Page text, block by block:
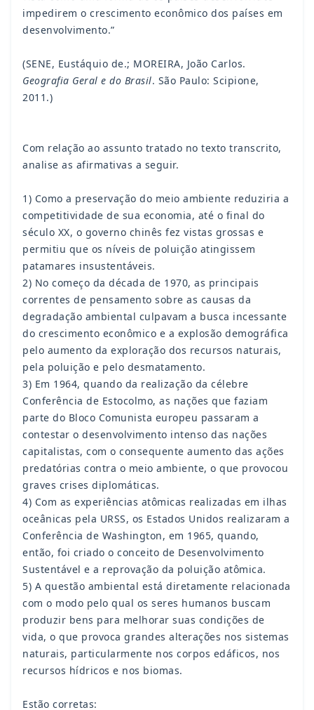
impedirem o crescimento econômico dos países em
desenvolvimento.”
(SENE, Eustáquio de.; MOREIRA, João Carlos.
Geografia Geral e do Brasil. São Paulo: Scipione,
2011.)
Com relação ao assunto tratado no texto transcrito,
analise as afirmativas a seguir.
1) Como a preservação do meio ambiente reduziria a
competitividade de sua economia, até o final do
século XX, o governo chinês fez vistas grossas e
permitiu que os níveis de poluição atingissem
patamares insustentáveis.
2) No começo da década de 1970, as principais
correntes de pensamento sobre as causas da
degradação ambiental culpavam a busca incessante
do crescimento econômico e a explosão demográfica
pelo aumento da exploração dos recursos naturais,
pela poluição e pelo desmatamento.
3) Em 1964, quando da realização da célebre
Conferência de Estocolmo, as nações que faziam
parte do Bloco Comunista europeu passaram a
contestar o desenvolvimento intenso das nações
capitalistas, com o consequente aumento das ações
predatórias contra o meio ambiente, o que provocou
graves crises diplomáticas.
4) Com as experiências atômicas realizadas em ilhas
oceânicas pela URSS, os Estados Unidos realizaram a
Conferência de Washington, em 1965, quando,
então, foi criado o conceito de Desenvolvimento
Sustentável e a reprovação da poluição atômica.
5) A questão ambiental está diretamente relacionada
com o modo pelo qual os seres humanos buscam
produzir bens para melhorar suas condições de
vida, o que provoca grandes alterações nos sistemas
naturais, particularmente nos corpos edáficos, nos
recursos hídricos e nos biomas.
Estão corretas: